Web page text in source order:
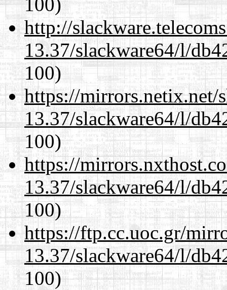
http://
13.37/slackware64/l/
100)
https://mirrors.netix.net/
13.37/slackware64/l/
100)
https://
13.37/slackware64/l/
100)
https://ftp.cc.uoc.gr/
13.37/slackware64/l/
100)